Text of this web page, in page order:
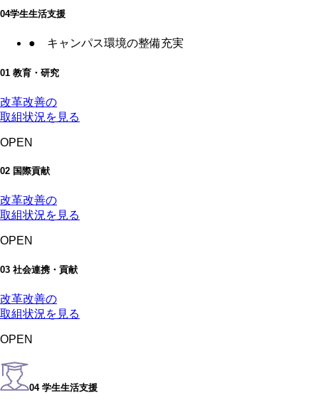
04学生生活支援
● キャンパス環境の整備充実
01 教育・研究
改革改善の
取組状況を見る
OPEN
02 国際貢献
改革改善の
取組状況を見る
OPEN
03 社会連携・貢献
改革改善の
取組状況を見る
OPEN
04 学生生活支援